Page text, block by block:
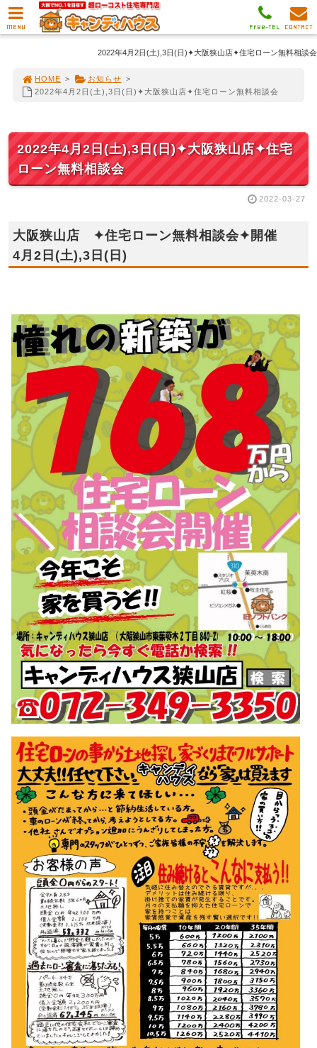
2022年4月2日(土),3日(日)✦大阪狭山店✦住宅ローン無料相談会
HOME > お知らせ >
2022年4月2日(土),3日(日)✦大阪狭山店✦住宅ローン無料相談会
2022年4月2日(土),3日(日)✦大阪狭山店✦住宅
ローン無料相談会
2022-03-27
大阪狭山店 ✦住宅ローン無料相談会✦開催
4月2日(土),3日(日)
MENU CONTACT
Free-TEL